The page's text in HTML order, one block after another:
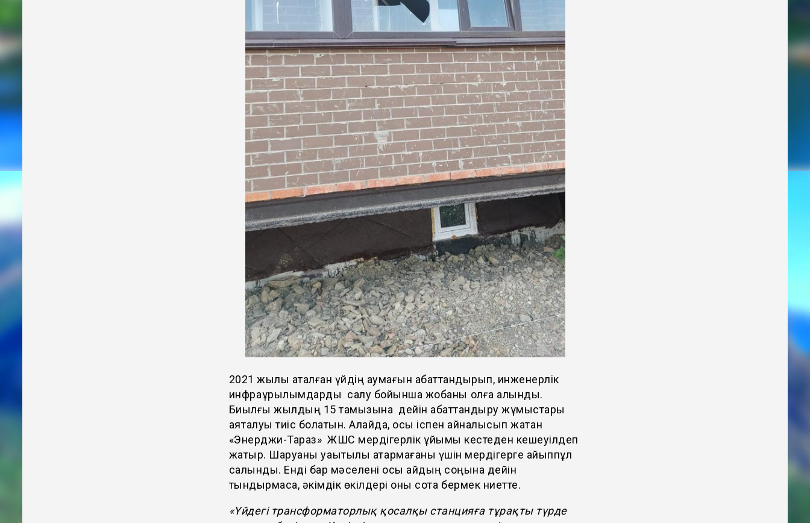
2021 жылы аталған үйдің аумағын абаттандырып, инженерлік
инфрақұрылымдарды салу бойынша жобаны қолға алынды.
Биылғы жылдың 15 тамызына дейін абаттандыру жұмыстары
аяқталуы тиіс болатын. Алайда, осы іспен айналысып жатқан
«Энерджи-Тараз» ЖШС мердігерлік ұйымы кестеден кешеуілдеп
жатыр. Шаруаны уақытылы атқармағаны үшін мердігерге айыппұл
салынды. Енді бар мәселені осы айдың соңына дейін
тындырмаса, әкімдік өкілдері оны сотқа бермек ниетте.
«Үйдегі трансформаторлық қосалқы станцияға тұрақты түрде